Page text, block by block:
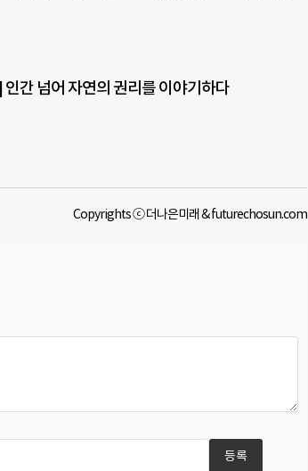
간 넘어 자연의 권리를 이야기하다
Copyrights ⓒ 더나은미래 & futurechosun.com